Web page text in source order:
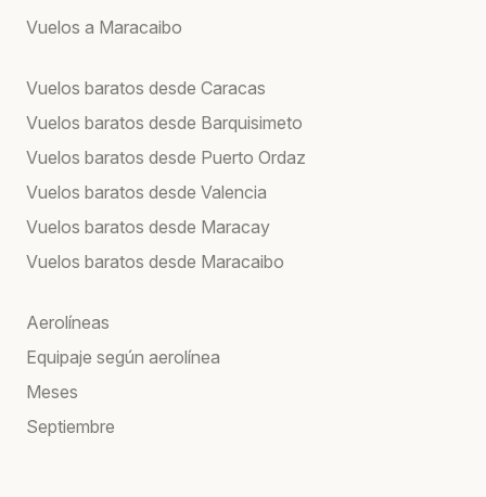
Vuelos a Maracaibo
Vuelos baratos desde Caracas
Vuelos baratos desde Barquisimeto
Vuelos baratos desde Puerto Ordaz
Vuelos baratos desde Valencia
Vuelos baratos desde Maracay
Vuelos baratos desde Maracaibo
Aerolíneas
Equipaje según aerolínea
Meses
Septiembre